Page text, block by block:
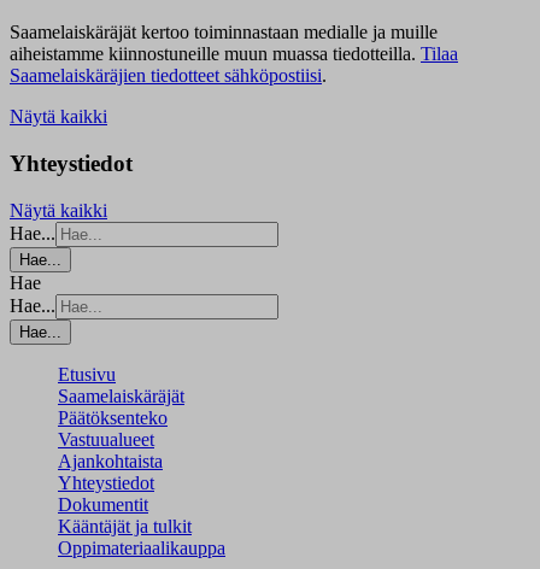
Saamelaiskäräjät kertoo toiminnastaan medialle ja muille
aiheistamme kiinnostuneille muun muassa tiedotteilla. Tilaa
Saamelaiskäräjien tiedotteet sähköpostiisi.
Näytä kaikki
Yhteystiedot
Näytä kaikki
Hae...
Hae...
Hae
Hae...
Hae...
Etusivu
Saamelaiskäräjät
Päätöksenteko
Vastuualueet
Ajankohtaista
Yhteystiedot
Dokumentit
Kääntäjät ja tulkit
Oppimateriaalikauppa